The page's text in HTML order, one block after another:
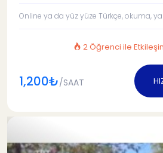
Online ya da yüz yüze Türkçe, okuma,
2 Öğrenci ile
1,200₺/SAAT